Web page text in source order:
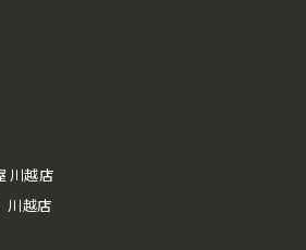
川越店
川越店